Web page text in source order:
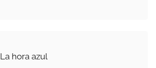
La hora azul